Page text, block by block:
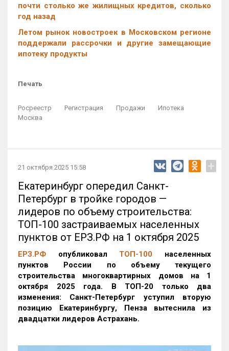
почти столько же жилищных кредитов, сколько
год назад
Летом рынок новостроек в Московском регионе
поддержали рассрочки и другие замещающие
ипотеку продукты
Печать
Росреестр Регистрация Продажи
Ипотека
Москва
21 октября 2025 15:58 +
Екатеринбург опередил Санкт-
Петербург в тройке городов —
лидеров по объему строительства:
ТОП-100 застраиваемых населенных
пунктов от ЕРЗ.РФ на 1 октября 2025
ЕРЗ.РФ опубликовал ТОП-100 населенных
пунктов России по объему текущего
строительства многоквартирных домов на 1
октября 2025 года. В ТОП-20 только два
изменения: Санкт-Петербург уступил вторую
позицию Екатеринбургу, Пенза вытеснила из
двадцатки лидеров Астрахань.